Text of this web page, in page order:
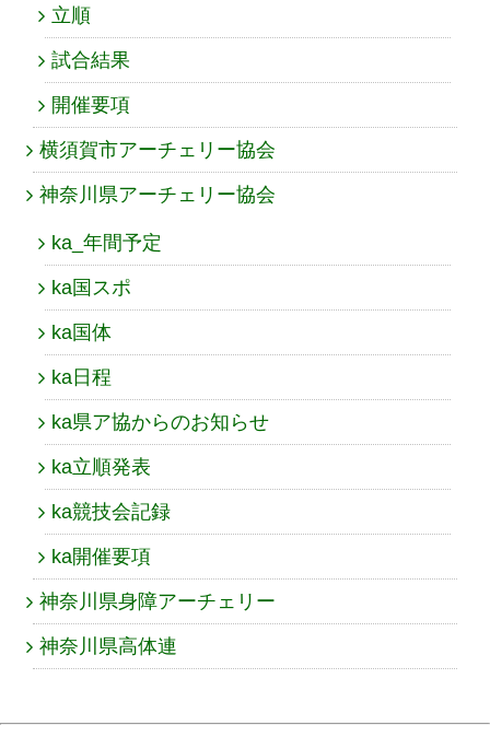
立順
試合結果
開催要項
横須賀市アーチェリー協会
神奈川県アーチェリー協会
ka_年間予定
ka国スポ
ka国体
ka日程
ka県ア協からのお知らせ
ka立順発表
ka競技会記録
ka開催要項
神奈川県身障アーチェリー
神奈川県高体連